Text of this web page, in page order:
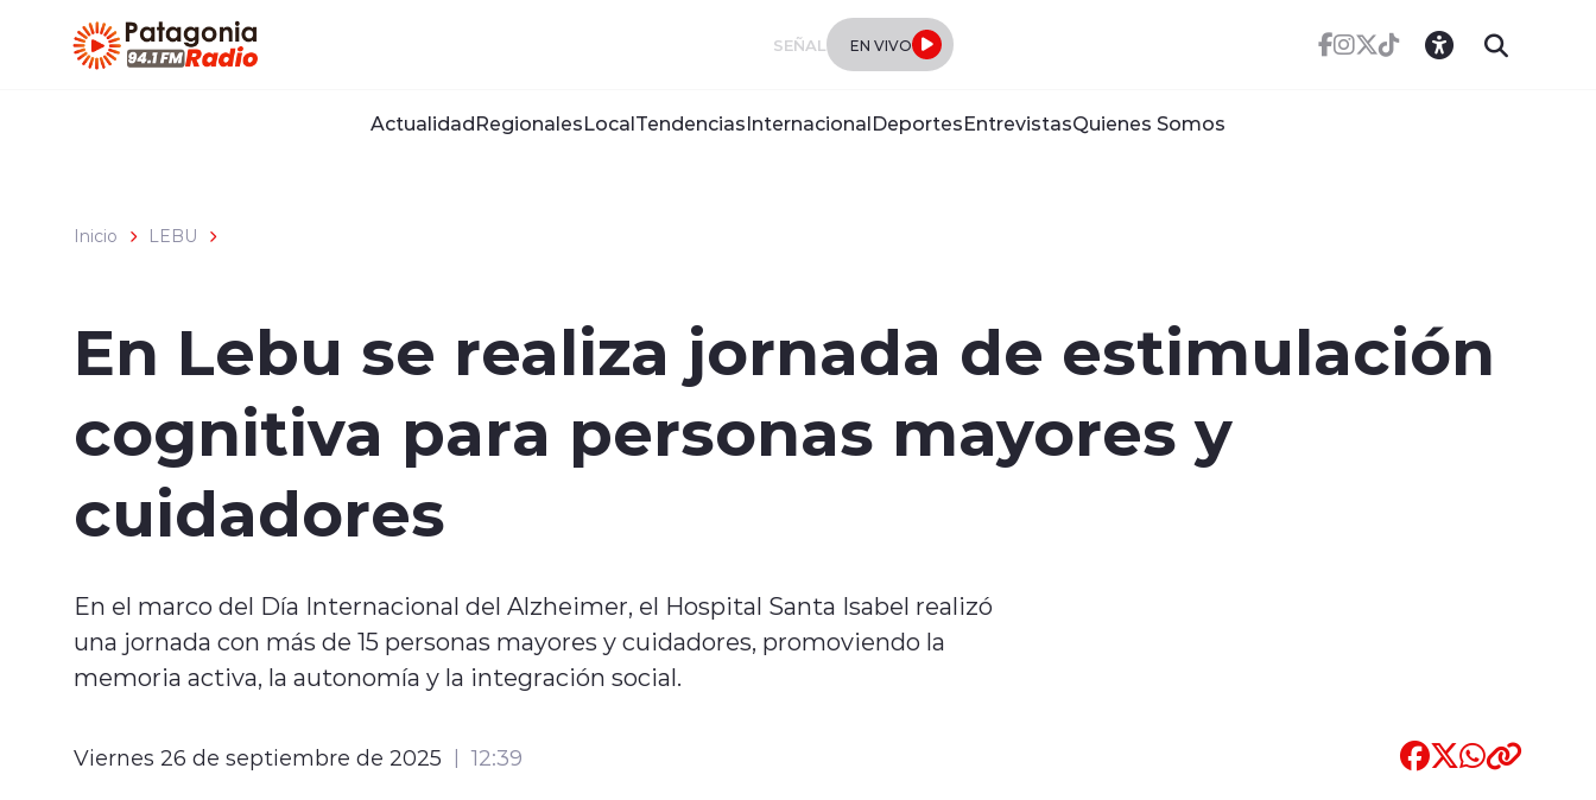
SEÑAL EN VIVO
ActualidadRegionalesLocalTendenciasInternacionalDeportesEntrevistasQuienes Somos
Inicio LEBU
En Lebu se realiza jornada de estimulación
cognitiva para personas mayores y
cuidadores
En el marco del Día Internacional del Alzheimer, el Hospital Santa Isabel realizó
una jornada con más de 15 personas mayores y cuidadores, promoviendo la
memoria activa, la autonomía y la integración social.
Viernes 26 de septiembre de 2025 12:39